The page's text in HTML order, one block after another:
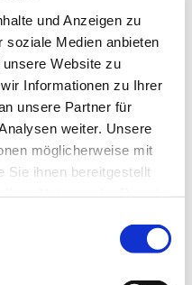
und Anzeigen zu
soziale Medien anbieten
Website zu
Informationen zu Ihrer
unsere Partner für
weiter. Unsere
möglicherweise mit
Sie ihnen bereitgestellt
Sie auch